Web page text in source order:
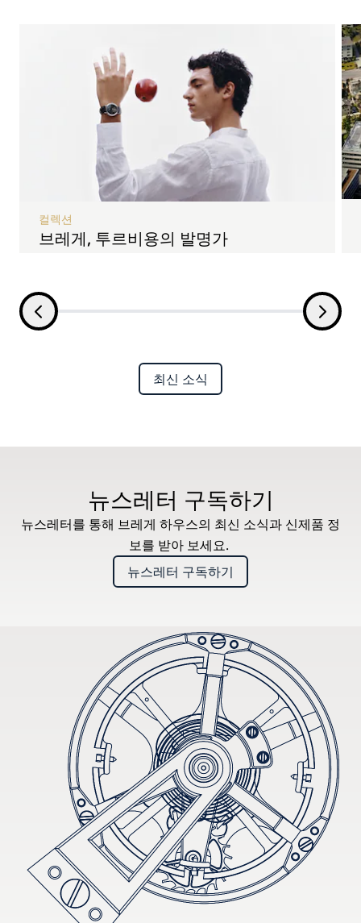
브레게, 투르비용의 발명가
컬렉션
최신 소식
뉴스레터 구독하기
뉴스레터를 통해 브레게 하우스의 최신 소식과 신제품 정
보를 받아 보세요.
뉴스레터 구독하기